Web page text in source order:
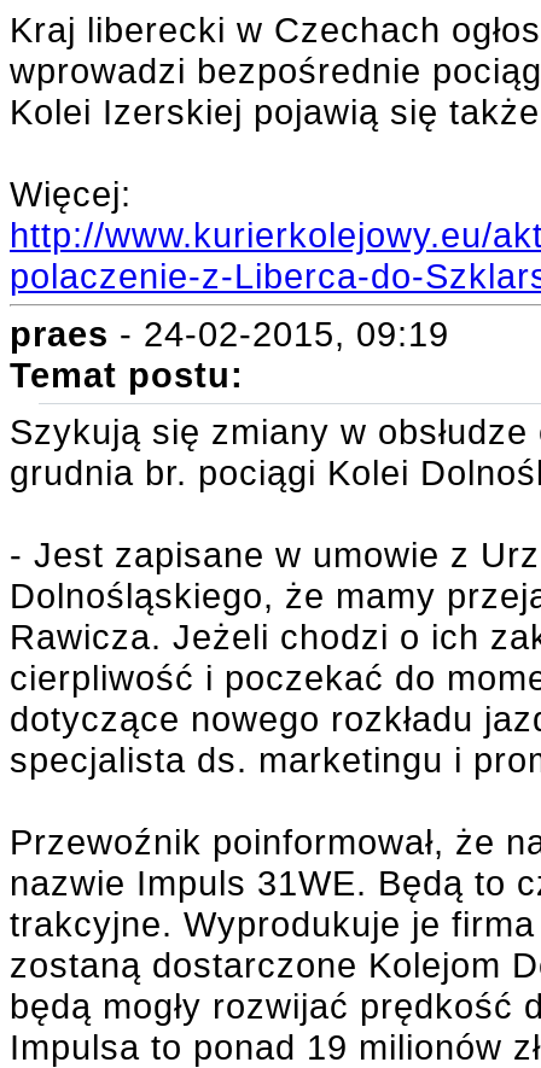
Kraj liberecki w Czechach
wprowadzi bezpośrednie
Kolei Izerskiej pojawią się
Więcej:
http://www.kurierkolejowy.eu/
polaczenie-z-Liberca-do-
praes - 24-02-2015, 09:19
Temat postu:
Szykują się zmiany w
grudnia br. pociągi Kolei
- Jest zapisane w umowie z
Dolnośląskiego, że mamy
Rawicza. Jeżeli chodzi o ich
cierpliwość i poczekać do
dotyczące nowego rozkładu
specjalista ds. marketingu i
Przewoźnik poinformował, że
nazwie Impuls 31WE. Będą to
trakcyjne. Wyprodukuje je
zostaną dostarczone Kolejom
będą mogły rozwijać prędkość
Impulsa to ponad 19 milionów